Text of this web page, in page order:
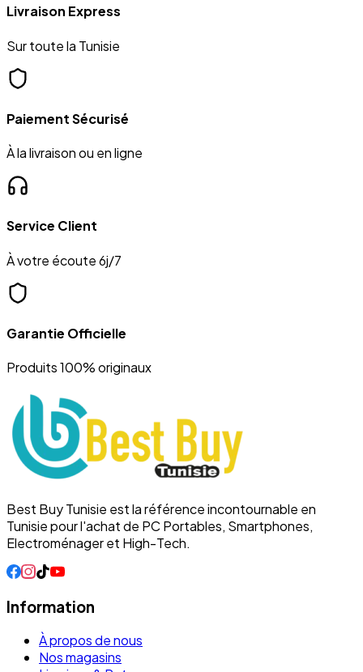
Livraison Express
Sur toute la Tunisie
Paiement Sécurisé
À la livraison ou en ligne
Service Client
À votre écoute 6j/7
Garantie Officielle
Produits 100% originaux
Best Buy Tunisie est la référence incontournable en
Tunisie pour l'achat de PC Portables, Smartphones,
Electroménager et High-Tech.
Information
À propos de nous
Nos magasins